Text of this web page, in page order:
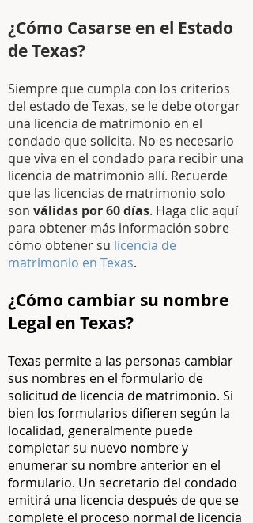
¿Cómo Casarse en el Estado
de Texas?
Siempre que cumpla con los criterios
del estado de Texas, se le debe otorgar
una licencia de matrimonio en el
condado que solicita. No es necesario
que viva en el condado para recibir una
licencia de matrimonio allí. Recuerde
que las licencias de matrimonio solo
son válidas por 60 días. Haga clic aquí
para obtener más información sobre
cómo obtener su licencia de
matrimonio en Texas.
¿Cómo cambiar su nombre
Legal en Texas?
Texas permite a las personas cambiar
sus nombres en el formulario de
solicitud de licencia de matrimonio. Si
bien los formularios difieren según la
localidad, generalmente puede
completar su nuevo nombre y
enumerar su nombre anterior en el
formulario. Un secretario del condado
emitirá una licencia después de que se
complete el proceso normal de licencia